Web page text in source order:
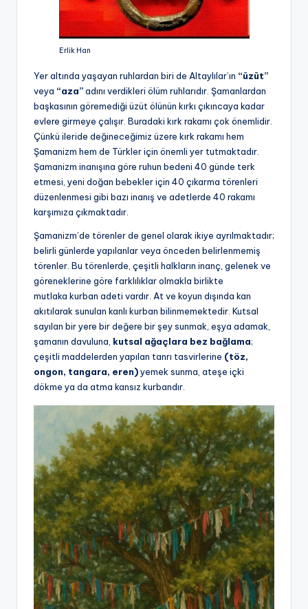
Erlik Han
Yer altında yaşayan ruhlardan biri de Altaylılar’ın “üzüt”
veya “aza”adını verdikleri ölüm ruhlarıdır. Şamanlardan
başkasının göremediği üzüt ölünün kırkı çıkıncaya kadar
evlere girmeye çalışır. Buradaki kırk rakamı çok önemlidir.
Çünkü ileride değineceğimiz üzere kırk rakamı hem
Şamanizm hem de Türkler için önemli yer tutmaktadır.
Şamanizm inanışına göre ruhun bedeni 40 günde terk
etmesi, yeni doğan bebekler için 40 çıkarma törenleri
düzenlenmesi gibi bazı inanış ve adetlerde 40 rakamı
karşımıza çıkmaktadır.
Şamanizm’de törenler de genel olarak ikiye ayrılmaktadır;
belirli günlerde yapılanlar veya önceden belirlenmemiş
törenler. Bu törenlerde, çeşitli halkların inanç, gelenek ve
göreneklerine göre farklılıklar olmakla birlikte
mutlaka kurban adeti vardır. At ve koyun dışında kan
akıtılarak sunulan kanlı kurban bilinmemektedir. Kutsal
sayılan bir yere bir değere bir şey sunmak, eşya adamak,
şamanın davuluna, kutsal ağaçlara bez bağlama;
çeşitli maddelerden yapılan tanrı tasvirlerine (töz,
ongon, tangara, eren)yemek sunma, ateşe içki
dökme ya da atma kansız kurbandır.